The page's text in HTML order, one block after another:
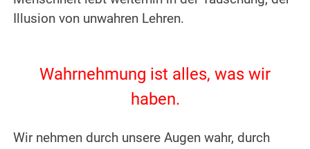
Illusion von unwahren Lehren.
Wahrnehmung ist alles, was wir
haben.
Wir nehmen durch unsere Augen wahr, durch